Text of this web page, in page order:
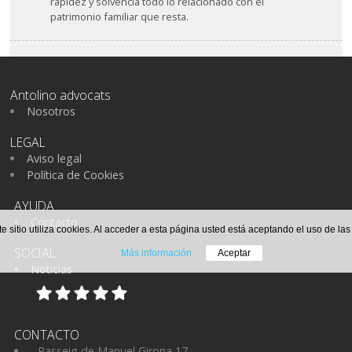
patrimonio familiar que resta.
Antolino advocats
Nosotros
LEGAL
Aviso legal
Política de Cookies
AYUDA
Contacto
SOCIAL
Noticias
CONTACTO
sitio utiliza cookies. Al acceder a esta página usted está aceptando el uso de las
Más información Aceptar